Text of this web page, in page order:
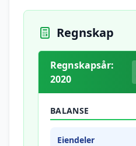
Regnskap
Regnskapsår:
2020
BALANSE
Eiendeler